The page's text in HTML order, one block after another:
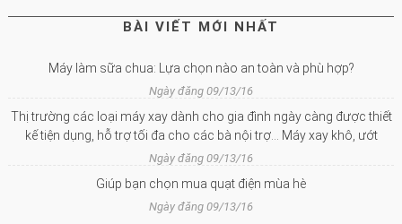
BÀI VIẾT MỚI NHẤT
Máy làm sữa chua: Lựa chọn nào an toàn và phù hợp?
Ngày đăng 09/13/16
Thị trường các loại máy xay dành cho gia đình ngày càng được thiết
kế tiện dụng, hỗ trợ tối đa cho các bà nội trợ… Máy xay khô, ướt
Ngày đăng 09/13/16
Giúp bạn chọn mua quạt điện mùa hè
Ngày đăng 09/13/16